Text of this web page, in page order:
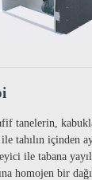
tanelerin,
tahılın içinden
ile tabana
homojen bir